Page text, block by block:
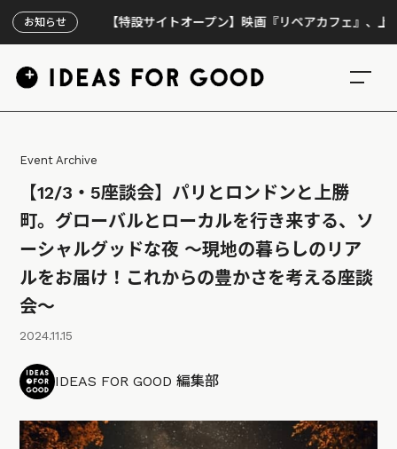
お知らせ【特設サイトオープン】映画『リペアカフェ』、上映300回の
Event Archive
【12/3・5座談会】パリとロンドンと上勝
町。グローバルとローカルを行き来する、ソ
ーシャルグッドな夜 〜現地の暮らしのリア
ルをお届け！これからの豊かさを考える座談
会〜
2024.11.15
IDEAS FOR GOOD 編集部